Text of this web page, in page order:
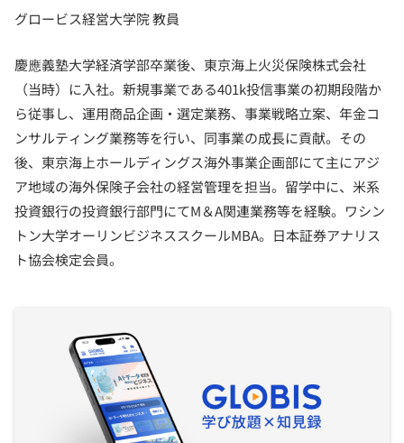
グロービス経営大学院 教員
慶應義塾大学経済学部卒業後、東京海上火災保険株式会社
（当時）に入社。新規事業である401k投信事業の初期段階か
ら従事し、運用商品企画・選定業務、事業戦略立案、年金コ
ンサルティング業務等を行い、同事業の成長に貢献。その
後、東京海上ホールディングス海外事業企画部にて主にアジ
ア地域の海外保険子会社の経営管理を担当。留学中に、米系
投資銀行の投資銀行部門にてM＆A関連業務等を経験。ワシン
トン大学オーリンビジネススクールMBA。日本証券アナリス
ト協会検定会員。